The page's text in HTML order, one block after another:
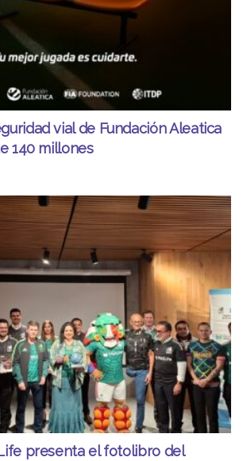
vial de Fundación Aleatica
140 millones
presenta el fotolibro del